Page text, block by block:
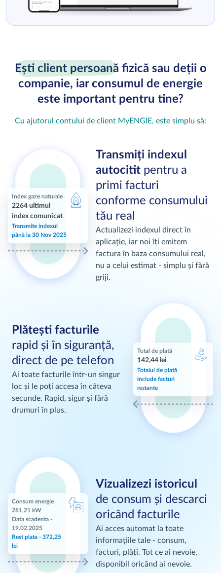
Ești client persoană fizică sau deții o
companie, iar consumul de energie
este important pentru tine?
Cu ajutorul contului de client MyENGIE, este simplu să:
Index gaze naturale
2264 ultimul
index comunicat
Transmite indexul
până la 30 Nov 2025
Transmiți indexul
autocititpentru a
primi facturi
conforme consumului
tău real
Actualizezi indexul direct în
aplicație, iar noi îți emitem
factura în baza consumului real,
nu a celui estimat - simplu și fără
griji.
Total de plată
142,44 lei
Totalul de plată
include facturi
restante
Plătești facturile
rapid și în siguranță,
direct de pe telefon
Ai toate facturile într-un singur
loc și le poți accesa în câteva
secunde. Rapid, sigur și fără
drumuri în plus.
Consum energie
281,21 kW
Data scadenta -
19.02.2025
Rest plata - 372,25
lei
Vizualizezi istoricul
de consum și descarci
oricând facturile
Ai acces automat la toate
informațiile tale - consum,
facturi, plăți. Tot ce ai nevoie,
disponibil oricând ai nevoie.